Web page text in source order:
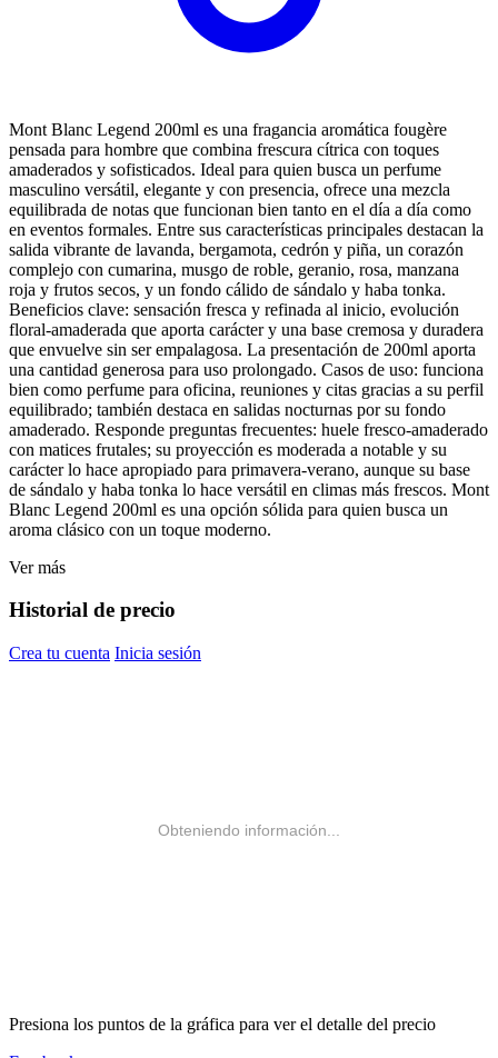
Mont Blanc Legend 200ml es una fragancia aromática fougère
pensada para hombre que combina frescura cítrica con toques
amaderados y sofisticados. Ideal para quien busca un perfume
masculino versátil, elegante y con presencia, ofrece una mezcla
equilibrada de notas que funcionan bien tanto en el día a día como
en eventos formales. Entre sus características principales destacan la
salida vibrante de lavanda, bergamota, cedrón y piña, un corazón
complejo con cumarina, musgo de roble, geranio, rosa, manzana
roja y frutos secos, y un fondo cálido de sándalo y haba tonka.
Beneficios clave: sensación fresca y refinada al inicio, evolución
floral-amaderada que aporta carácter y una base cremosa y duradera
que envuelve sin ser empalagosa. La presentación de 200ml aporta
una cantidad generosa para uso prolongado. Casos de uso: funciona
bien como perfume para oficina, reuniones y citas gracias a su perfil
equilibrado; también destaca en salidas nocturnas por su fondo
amaderado. Responde preguntas frecuentes: huele fresco-amaderado
con matices frutales; su proyección es moderada a notable y su
carácter lo hace apropiado para primavera-verano, aunque su base
de sándalo y haba tonka lo hace versátil en climas más frescos. Mont
Blanc Legend 200ml es una opción sólida para quien busca un
aroma clásico con un toque moderno.
Ver más
Historial de precio
Crea tu cuenta Inicia sesión
Obteniendo información...
Presiona los puntos de la gráfica para ver el detalle del precio